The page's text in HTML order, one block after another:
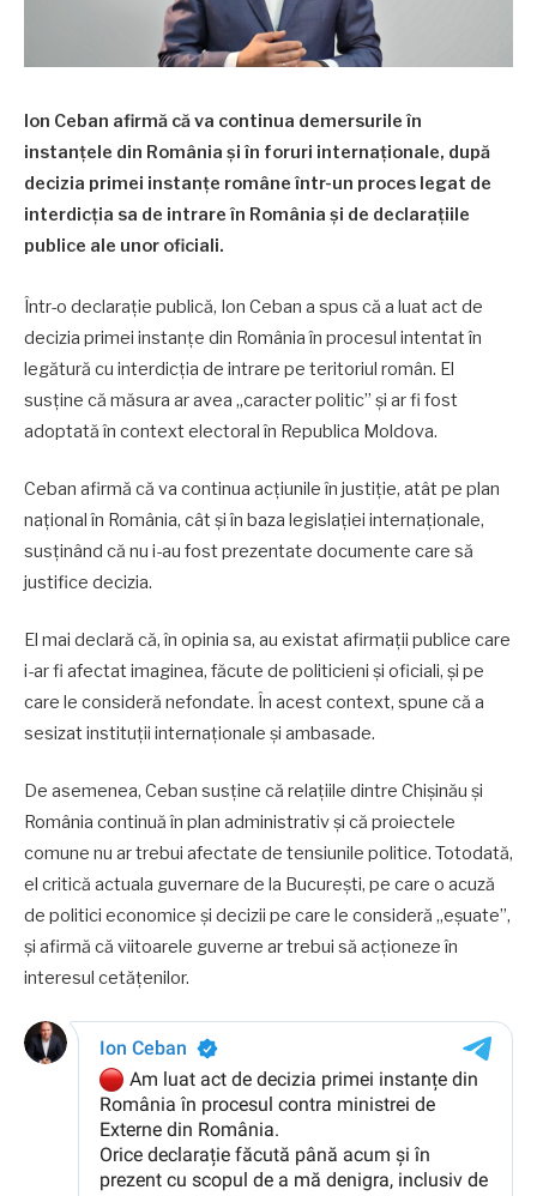
Ion Ceban afirmă că va continua demersurile în
instanțele din România și în foruri internaționale, după
decizia primei instanțe române într-un proces legat de
interdicția sa de intrare în România și de declarațiile
publice ale unor oficiali.
Într-o declarație publică, Ion Ceban a spus că a luat act de
decizia primei instanțe din România în procesul intentat în
legătură cu interdicția de intrare pe teritoriul român. El
susține că măsura ar avea „caracter politic” și ar fi fost
adoptată în context electoral în Republica Moldova.
Ceban afirmă că va continua acțiunile în justiție, atât pe plan
național în România, cât și în baza legislației internaționale,
susținând că nu i-au fost prezentate documente care să
justifice decizia.
El mai declară că, în opinia sa, au existat afirmații publice care
i-ar fi afectat imaginea, făcute de politicieni și oficiali, și pe
care le consideră nefondate. În acest context, spune că a
sesizat instituții internaționale și ambasade.
De asemenea, Ceban susține că relațiile dintre Chișinău și
România continuă în plan administrativ și că proiectele
comune nu ar trebui afectate de tensiunile politice. Totodată,
el critică actuala guvernare de la București, pe care o acuză
de politici economice și decizii pe care le consideră „eșuate”,
și afirmă că viitoarele guverne ar trebui să acționeze în
interesul cetățenilor.